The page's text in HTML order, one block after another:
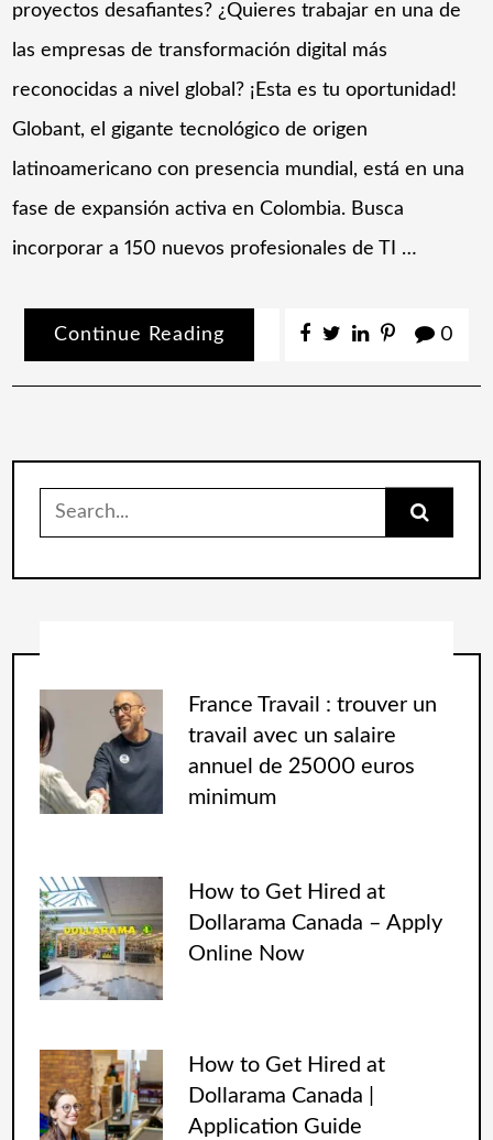
proyectos desafiantes? ¿Quieres trabajar en una de
las empresas de transformación digital más
reconocidas a nivel global? ¡Esta es tu oportunidad!
Globant, el gigante tecnológico de origen
latinoamericano con presencia mundial, está en una
fase de expansión activa en Colombia. Busca
incorporar a 150 nuevos profesionales de TI …
Continue Reading 0
France Travail : trouver un
travail avec un salaire
annuel de 25000 euros
minimum
How to Get Hired at
Dollarama Canada – Apply
Online Now
How to Get Hired at
Dollarama Canada |
Application Guide